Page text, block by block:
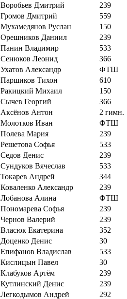
Воробьев Дмитрий
239
Громов Дмитрий
559
Мухамедянов Руслан
150
Орешников Даниил
239
Панин Владимир
533
Сенюков Леонид
366
Ухатов Александр
ФТШ
Паршиков Тихон
610
Ракицкий Михаил
150
Сычев Георгий
366
Аксёнов Антон
2 гимн.
Молотков Иван
ФТШ
Полева Мария
239
Решетова Софья
533
Седов Денис
239
Сундуков Вячеслав
533
Токарев Андрей
344
Коваленко Александр
239
Лобанова Алина
ФТШ
Пономарева Софья
239
Чернов Валерий
239
Власюк Екатерина
352
Доценко Денис
30
Епифанов Владислав
533
Кислицын Павел
30
Клабуков Артём
239
Кутлинский Денис
239
Легкодымов Андрей
292